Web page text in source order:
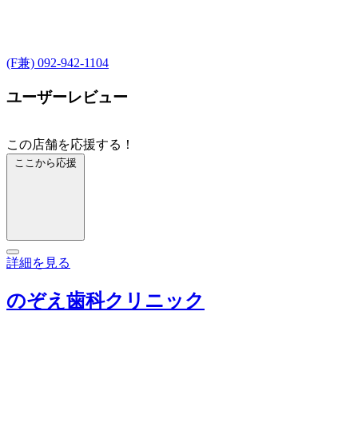
(F兼) 092-942-1104
ユーザーレビュー
この店舗を応援する！
ここから応援
詳細を見る
のぞえ歯科クリニック